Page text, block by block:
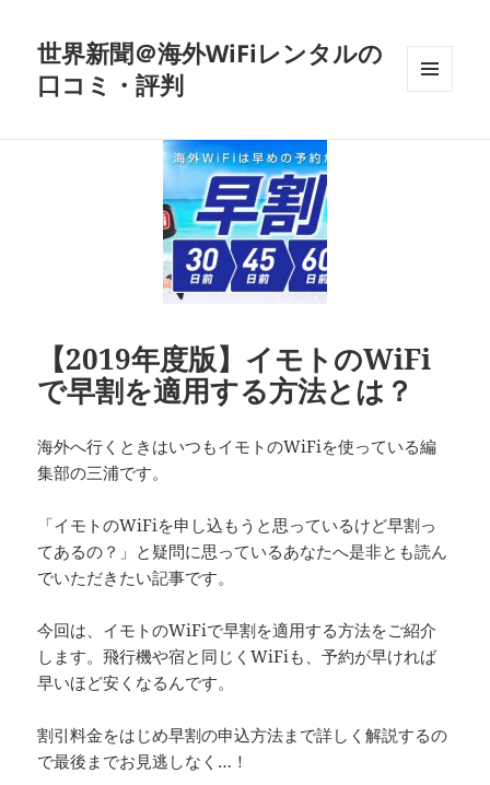
世界新聞＠海外WiFiレンタルの
口コミ・評判
【2019年度版】イモトのWiFi
で早割を適用する方法とは？
海外へ行くときはいつもイモトのWiFiを使っている編
集部の三浦です。
「イモトのWiFiを申し込もうと思っているけど早割っ
てあるの？」と疑問に思っているあなたへ是非とも読ん
でいただきたい記事です。
今回は、イモトのWiFiで早割を適用する方法をご紹介
します。飛行機や宿と同じくWiFiも、予約が早ければ
早いほど安くなるんです。
割引料金をはじめ早割の申込方法まで詳しく解説するの
で最後までお見逃しなく…！